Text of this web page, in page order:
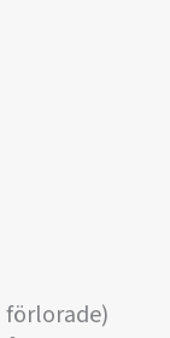
förlorade)